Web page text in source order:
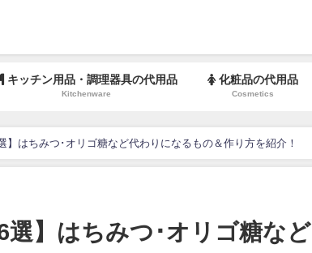
キッチン用品・調理器具の代用品
Kitchenware
化粧品の代用品
Cosmetics
】はちみつ･オリゴ糖など代わりになるもの＆作り方を紹介！
選】はちみつ･オリゴ糖など